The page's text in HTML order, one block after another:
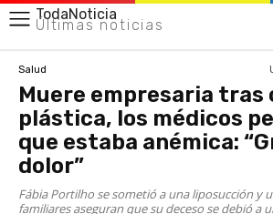
TodaNoticia
Últimas noticias
Salud
Muere empresaria tras
plástica, los médicos
que estaba anémica:
dolor”
Fábia Portilho se sometió a una liposucción y
familiares aseguran que su deceso se debió a